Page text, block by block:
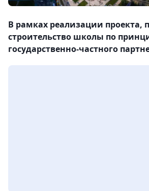
В рамках реализации проекта,
строительство школы по
государственно-частного